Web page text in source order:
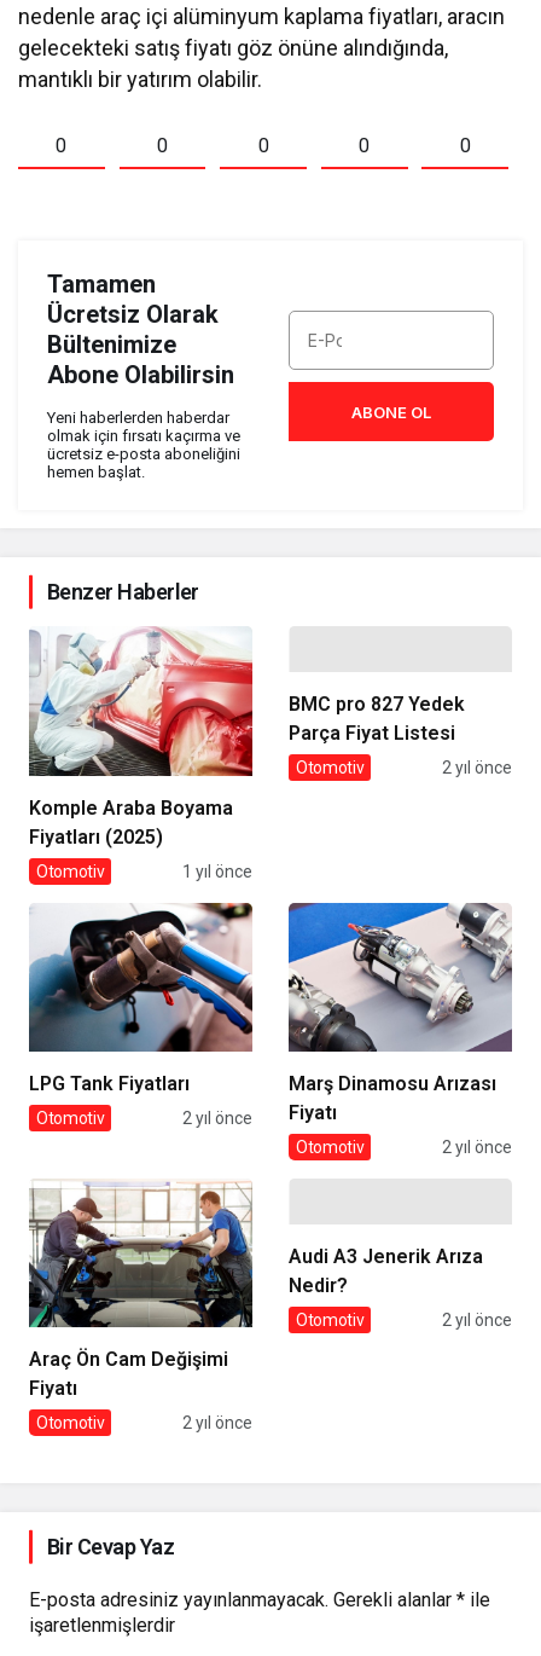
nedenle araç içi alüminyum kaplama fiyatları, aracın
gelecekteki satış fiyatı göz önüne alındığında,
mantıklı bir yatırım olabilir.
0 0 0 0 0
Tamamen
Ücretsiz Olarak
Bültenimize
Abone Olabilirsin
Yeni haberlerden haberdar
olmak için fırsatı kaçırma ve
ücretsiz e-posta aboneliğini
hemen başlat.
ABONE OL
Benzer Haberler
Komple Araba Boyama
Fiyatları (2025)
Otomotiv 1 yıl önce
BMC pro 827 Yedek
Parça Fiyat Listesi​
Otomotiv 2 yıl önce
LPG Tank Fiyatları
Otomotiv 2 yıl önce
Marş Dinamosu Arızası
Fiyatı
Otomotiv 2 yıl önce
Araç Ön Cam Değişimi
Fiyatı​​
Otomotiv 2 yıl önce
Audi A3 Jenerik Arıza
Nedir?
Otomotiv 2 yıl önce
Bir Cevap Yaz
E-posta adresiniz yayınlanmayacak. Gerekli alanlar * ile
işaretlenmişlerdir